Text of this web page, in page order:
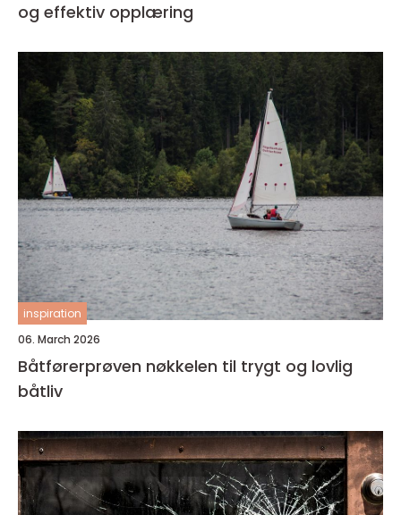
og effektiv opplæring
inspiration
06. March 2026
Båtførerprøven nøkkelen til trygt og lovlig
båtliv